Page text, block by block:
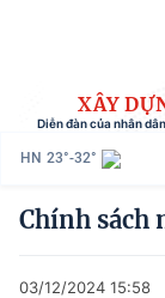
XÂY
Diễn đàn của nhân
HN 23°-32°
Danh mục
Chính sách
03/12/2024 15:58